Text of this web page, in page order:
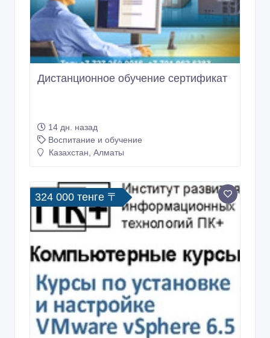
Дистанционное обучение сертификат
14 дн. назад
Воспитание и обучение
Казахстан, Алматы
324 000 тенге 〒